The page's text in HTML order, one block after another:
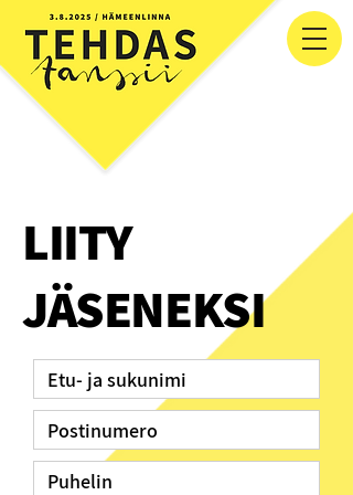
LIITY
JÄSENEKSI